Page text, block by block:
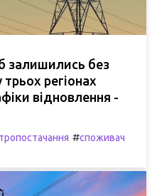
залишились без
регіонах
відновлення -
#споживач